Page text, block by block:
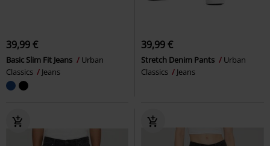
39,99 €
Basic Slim Fit Jeans
Urban
Classics
Jeans
39,99 €
Stretch Denim Pants
Urban
Classics
Jeans